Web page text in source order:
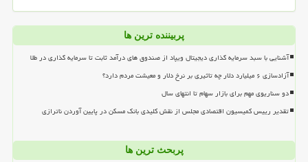
پربیننده ترین ها
آشنایی با سبد سرمایه گذاری دیجیتال ویپاد از صندوق های درآمد ثابت تا سرمایه گذاری در طلا
آزادسازی ۶ میلیارد دلار چه تاثیری بر نرخ دلار و معیشت مردم دارد؟
دو سناریوی مهم برای بازار سهام تا انتهای سال
تقدیر رییس کمیسیون اقتصادی مجلس از نقش کلیدی بانک مسکن در پایین آوردن ناترازی
پربحث ترین ها